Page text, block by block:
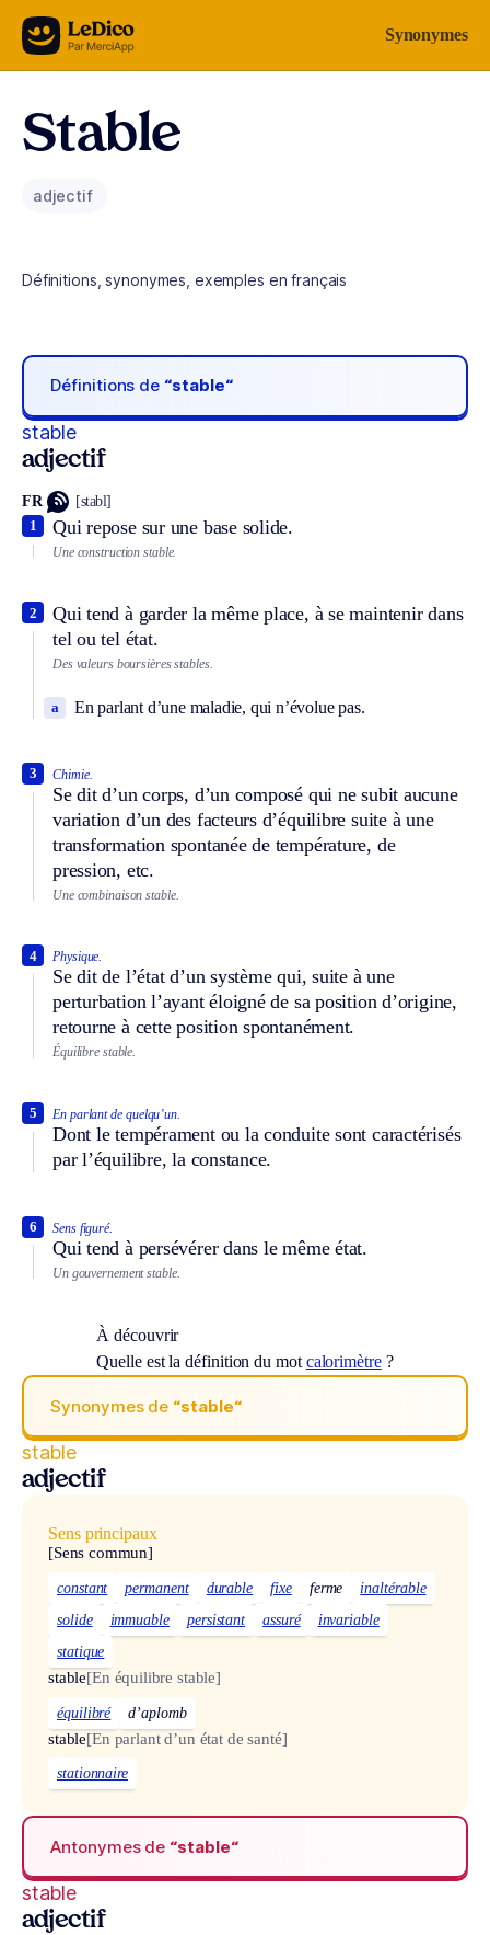
Aller au contenu Synonymes
Stable
adjectif
Définitions, synonymes, exemples en français
Définitions de “stable“
stable
adjectif
FR [stabl]
Qui repose sur une base solide.
1
Une construction stable.
Qui tend à garder la même place, à se maintenir dans
tel ou tel état.
2
Des valeurs boursières stables.
En parlant d’une maladie, qui n’évolue pas.
a
Chimie.
Se dit d’un corps, d’un composé qui ne subit aucune
variation d’un des facteurs d’équilibre suite à une
transformation spontanée de température, de
pression, etc.
3
Une combinaison stable.
Physique.
Se dit de l’état d’un système qui, suite à une
perturbation l’ayant éloigné de sa position d’origine,
retourne à cette position spontanément.
4
Équilibre stable.
En parlant de quelqu’un.
Dont le tempérament ou la conduite sont caractérisés
par l’équilibre, la constance.
5
Sens figuré.
Qui tend à persévérer dans le même état.
6
Un gouvernement stable.
À découvrir
Quelle est la définition du mot calorimètre?
Synonymes de “stable“
stable
adjectif
Sens principaux
[Sens commun]
constant permanent durable fixe ferme
inaltérable
solide
immuable persistant assuré
invariable
statique
stable[En équilibre stable]
équilibré d’aplomb
stable[En parlant d’un état de santé]
stationnaire
Antonymes de “stable“
stable
adjectif